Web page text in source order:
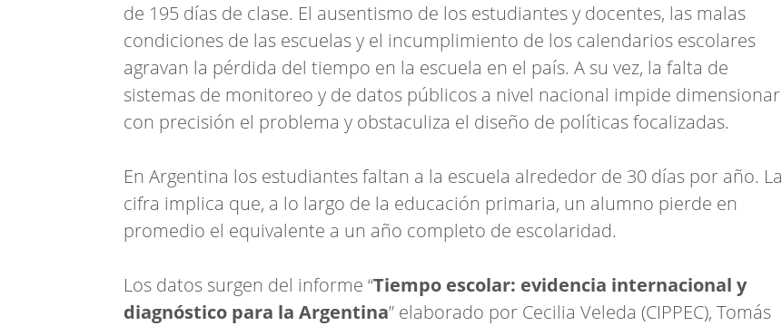
de 195 días de clase. El ausentismo de los estudiantes y docentes, las malas
condiciones de las escuelas y el incumplimiento de los calendarios escolares
agravan la pérdida del tiempo en la escuela en el país. A su vez, la falta de
sistemas de monitoreo y de datos públicos a nivel nacional impide dimensionar
con precisión el problema y obstaculiza el diseño de políticas focalizadas.
En Argentina los estudiantes faltan a la escuela alrededor de 30 días por año. La
cifra implica que, a lo largo de la educación primaria, un alumno pierde en
promedio el equivalente a un año completo de escolaridad.
Los datos surgen del informe “Tiempo escolar: evidencia internacional y
diagnóstico para la Argentina” elaborado por Cecilia Veleda (CIPPEC), Tomás